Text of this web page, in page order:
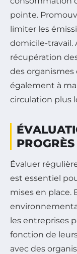
pointe.
limiter les
domicile-travail.
récupération
des
également à
circulation plus
PROGRÈS
Évaluer
est essentiel
mises en place.
les entreprises
fonction de
avec des